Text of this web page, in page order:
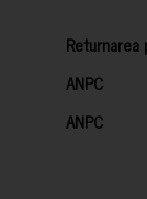
ANPC
ANPC